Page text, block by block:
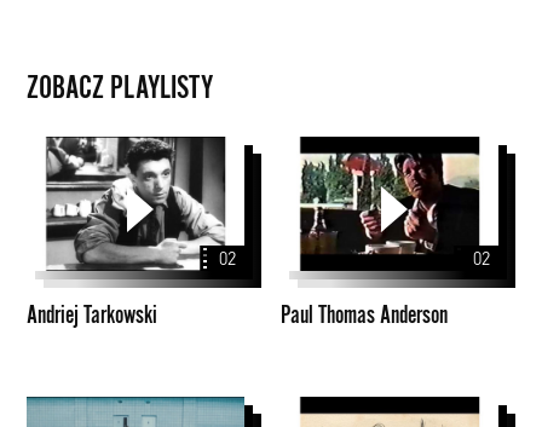
ZOBACZ PLAYLISTY
Andriej
Tarkowski
02
Andriej Tarkowski
Paul
Thomas
Anderson
02
Paul Thomas Anderson
Nagrody
David